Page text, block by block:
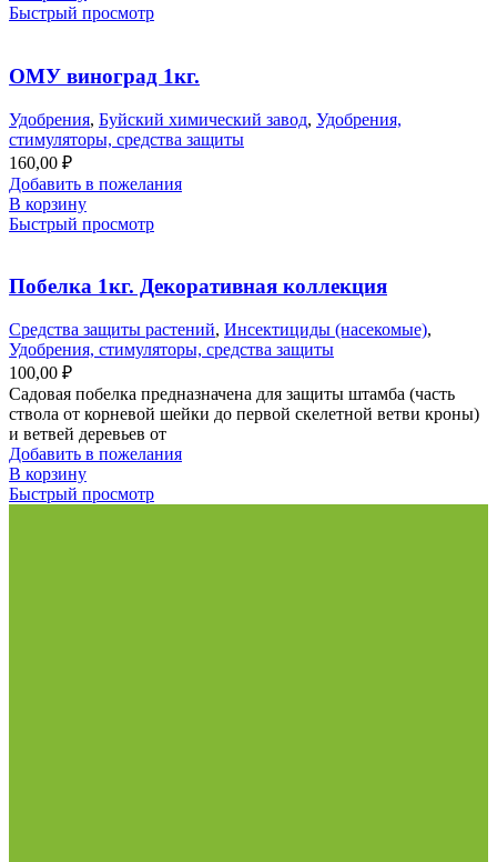
Быстрый просмотр
ОМУ виноград 1кг.
Удобрения, Буйский химический завод, Удобрения,
стимуляторы, средства защиты
160,00 ₽
Добавить в пожелания
В корзину
Быстрый просмотр
Побелка 1кг. Декоративная коллекция
Средства защиты растений, Инсектициды (насекомые),
Удобрения, стимуляторы, средства защиты
100,00 ₽
Садовая побелка предназначена для защиты штамба (часть
ствола от корневой шейки до первой скелетной ветви кроны)
и ветвей деревьев от
Добавить в пожелания
В корзину
Быстрый просмотр